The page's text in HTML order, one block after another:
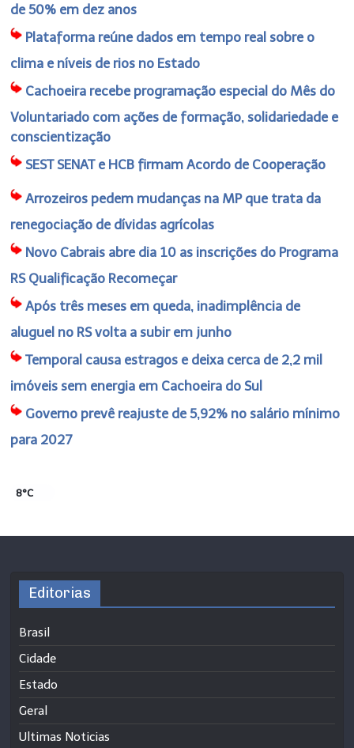
de 50% em dez anos
Plataforma reúne dados em tempo real sobre o
clima e níveis de rios no Estado
Cachoeira recebe programação especial do Mês do
Voluntariado com ações de formação, solidariedade e
conscientização
SEST SENAT e HCB firmam Acordo de Cooperação
Arrozeiros pedem mudanças na MP que trata da
renegociação de dívidas agrícolas
Novo Cabrais abre dia 10 as inscrições do Programa
RS Qualificação Recomeçar
Após três meses em queda, inadimplência de
aluguel no RS volta a subir em junho
Temporal causa estragos e deixa cerca de 2,2 mil
imóveis sem energia em Cachoeira do Sul
Governo prevê reajuste de 5,92% no salário mínimo
para 2027
8°C
Editorias
Brasil
Cidade
Estado
Geral
Ultimas Noticias